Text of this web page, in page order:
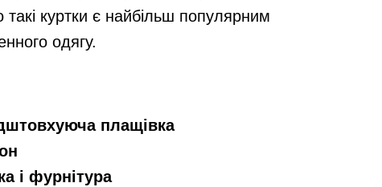
куртки є найбільш популярним
одягу.
плащівка
і фурнітура